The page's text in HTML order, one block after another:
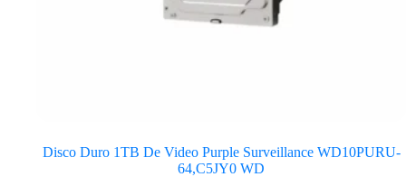
Disco Duro 1TB De Video Purple Surveillance WD10PURU-
64,C5JY0 WD